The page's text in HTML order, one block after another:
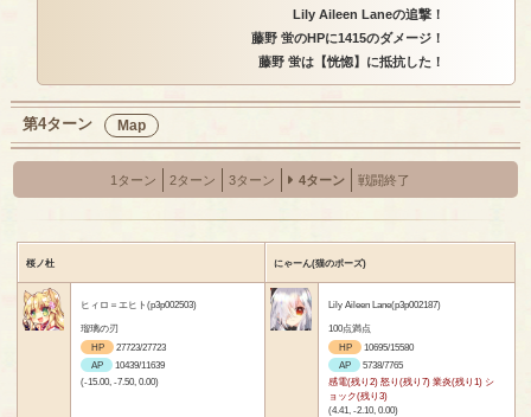
Lily Aileen Laneの追撃！
藤野 蛍のHPに1415のダメージ！
藤野 蛍は【恍惚】に抵抗した！
第4ターン Map
1ターン 2ターン 3ターン 4ターン 戦闘終了
桜ノ杜 にゃーん(猫のポーズ)
ヒィロ＝エヒト(p3p002503)
瑠璃の刃
HP
27723/27723
AP
10439/11639
(-15.00, -7.50, 0.00)
Lily Aileen Lane(p3p002187)
100点満点
HP
10695/15580
AP
5738/7765
感電(残り2) 怒り(残り7) 業炎(残り1) シ
ョック(残り3)
(4.41, -2.10, 0.00)